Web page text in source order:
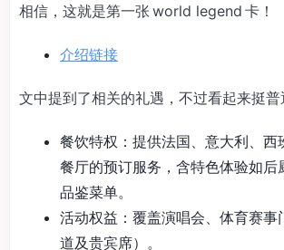
相信，这就是第一张 world legend 卡！
介绍链接
文中提到了相关的礼遇，不过看起来挺普
餐饮特权：提供法国、意大利、西
餐厅的预订服务，含特色体验如后
品鉴菜单。
活动权益：覆盖演唱会、体育赛事
道及贵宾席）。